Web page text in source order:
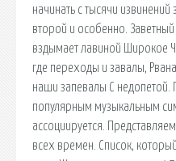
начинать с тысячи
второй и особенно.
вздымает лавиной Широкое
где переходы и завалы,
наши запевалы С
популярным музыкальным
ассоциируется.
всех времен. Список,